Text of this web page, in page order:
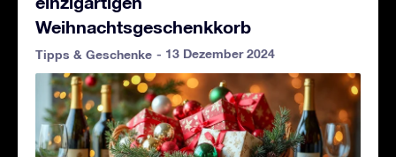
Weihnachtsgeschenkkorb
Tipps & Geschenke - 13 Dezember 2024